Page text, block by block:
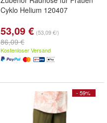
Cyklo Helium 120407
53,09 € (53,09 €/)
86,09 €
Kostenloser Versand
- 59%